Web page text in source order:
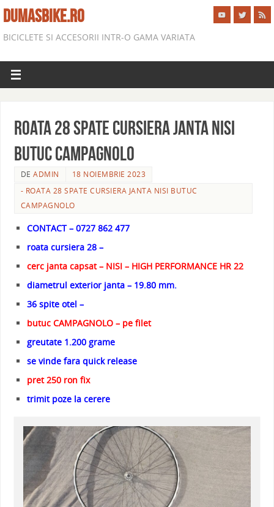
DUMASBIKE.RO
BICICLETE SI ACCESORII INTR-O GAMA VARIATA
ROATA 28 SPATE CURSIERA JANTA NISI
BUTUC CAMPAGNOLO
DEADMIN
18 NOIEMBRIE 2023
- ROATA 28 SPATE CURSIERA JANTA NISI BUTUC
CAMPAGNOLO
CONTACT – 0727 862 477
roata cursiera 28 –
cerc janta capsat – NISI – HIGH PERFORMANCE HR 22
diametrul exterior janta – 19.80 mm.
36 spite otel –
butuc CAMPAGNOLO – pe filet
greutate 1.200 grame
se vinde fara quick release
pret 250 ron fix
trimit poze la cerere